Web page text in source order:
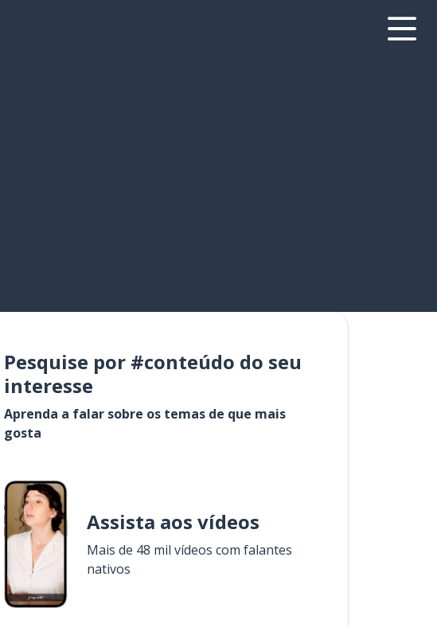
Pesquise por #conteúdo do seu
interesse
Aprenda a falar sobre os temas de que mais
gosta
Assista aos vídeos
Mais de 48 mil vídeos com falantes
nativos